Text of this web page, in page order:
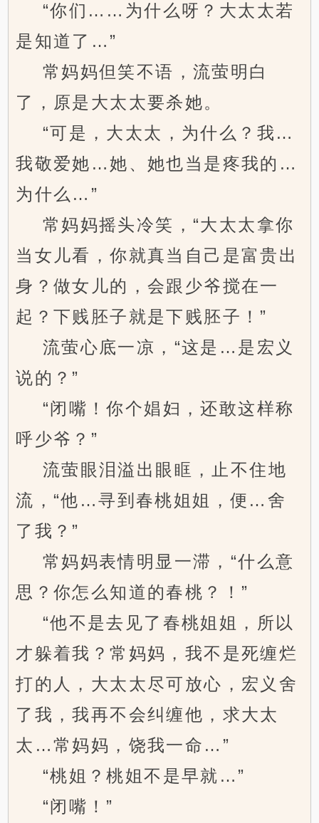
“你们……为什么呀？大太太若
是知道了…”
常妈妈但笑不语，流萤明白
了，原是大太太要杀她。
“可是，大太太，为什么？我…
我敬爱她…她、她也当是疼我的…
为什么…”
常妈妈摇头冷笑，“大太太拿你
当女儿看，你就真当自己是富贵出
身？做女儿的，会跟少爷搅在一
起？下贱胚子就是下贱胚子！”
流萤心底一凉，“这是…是宏义
说的？”
“闭嘴！你个娼妇，还敢这样称
呼少爷？”
流萤眼泪溢出眼眶，止不住地
流，“他…寻到春桃姐姐，便…舍
了我？”
常妈妈表情明显一滞，“什么意
思？你怎么知道的春桃？！”
“他不是去见了春桃姐姐，所以
才躲着我？常妈妈，我不是死缠烂
打的人，大太太尽可放心，宏义舍
了我，我再不会纠缠他，求大太
太…常妈妈，饶我一命…”
“桃姐？桃姐不是早就…”
“闭嘴！”